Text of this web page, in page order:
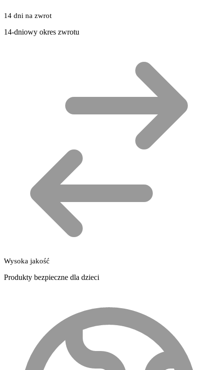
14 dni na zwrot
14-dniowy okres zwrotu
Wysoka jakość
Produkty bezpieczne dla dzieci